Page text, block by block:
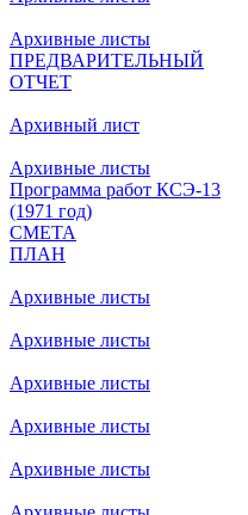
Архивные листы
ПРЕДВАРИТЕЛЬНЫЙ
ОТЧЕТ
Архивный лист
Архивные листы
Программа работ КСЭ-13
(1971 год)
СМЕTA
ПЛАН
Архивные листы
Архивные листы
Архивные листы
Архивные листы
Архивные листы